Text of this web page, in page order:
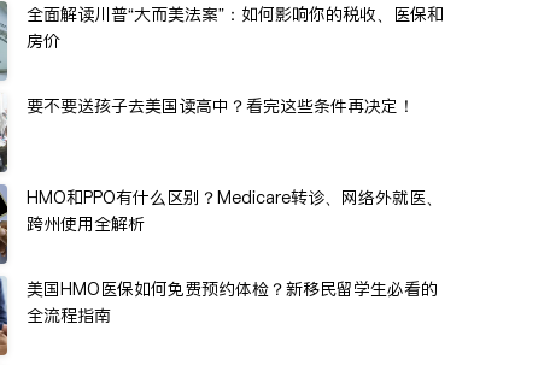
全面解读川普“大而美法案”：如何影响你的税收、医保和
房价
要不要送孩子去美国读高中？看完这些条件再决定！
HMO和PPO有什么区别？Medicare转诊、网络外就医、
跨州使用全解析
美国HMO医保如何免费预约体检？新移民留学生必看的
全流程指南